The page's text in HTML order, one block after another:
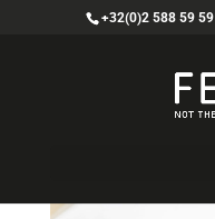
+32(0)2 588 59 59